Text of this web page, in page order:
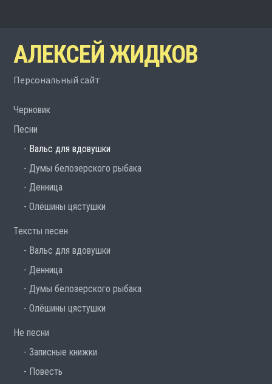
АЛЕКСЕЙ ЖИДКОВ
Персональный сайт
Черновик
Песни
Вальс для вдовушки
Думы белозерского рыбака
Денница
Олёшины цястушки
Тексты песен
Вальс для вдовушки
Денница
Думы белозерского рыбака
Олёшины цястушки
Не песни
Записные книжки
Повесть